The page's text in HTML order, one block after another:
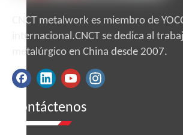
CNCT metalwork es miembro de
internacional.CNCT se dedica al
metalúrgico en China desde 2007.
Contáctenos